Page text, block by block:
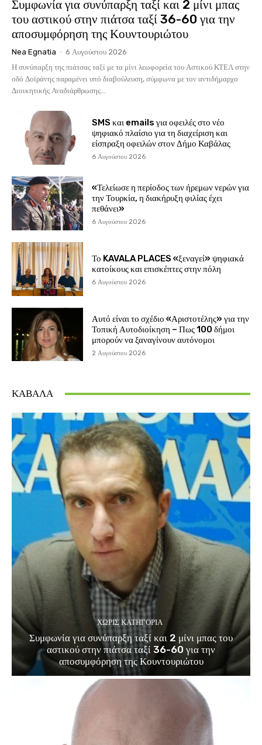
Συμφωνία για συνύπαρξη ταξί και 2 μίνι μπας
του αστικού στην πιάτσα ταξί 36-60 για την
αποσυμφόρηση της Κουντουριώτου
Nea Egnatia - 6 Αυγούστου 2026
Η συνύπαρξη της πιάτσας ταξί με τα μίνι λεωφορεία του Αστικού ΚΤΕΛ στην
οδό Δοϊράνης παραμένει υπό διαβούλευση, σύμφωνα με τον αντιδήμαρχο
Διοικητικής Αναδιάρθρωσης...
SMS και emails για οφειλές στο νέο
ψηφιακό πλαίσιο για τη διαχείριση και
είσπραξη οφειλών στον Δήμο Καβάλας
6 Αυγούστου 2026
«Τελείωσε η περίοδος των ήρεμων νερών για
την Τουρκία, η διακήρυξη φιλίας έχει
πεθάνει»
6 Αυγούστου 2026
Το KAVALA PLACES «ξεναγεί» ψηφιακά
κατοίκους και επισκέπτες στην πόλη
6 Αυγούστου 2026
Αυτό είναι το σχέδιο «Αριστοτέλης» για την
Τοπική Αυτοδιοίκηση – Πως 100 δήμοι
μπορούν να ξαναγίνουν αυτόνομοι
2 Αυγούστου 2026
ΚΑΒΑΛΑ
ΧΩΡΊΣ ΚΑΤΗΓΟΡΊΑ
Συμφωνία για συνύπαρξη ταξί και 2 μίνι μπας του
αστικού στην πιάτσα ταξί 36-60 για την
αποσυμφόρηση της Κουντουριώτου